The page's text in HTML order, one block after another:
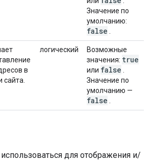
Значение по
умолчанию:
false
в
сайта.
логический
Возможные
значения: true
или false
Значение по
умолчанию —
false
для отображения и/